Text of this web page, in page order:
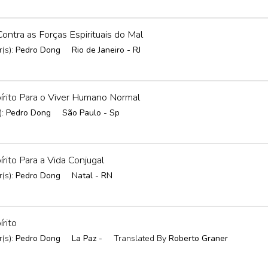
as Forças Espirituais do Mal
Pedro Dong Rio de Janeiro - RJ
Para o Viver Humano Normal
Pedro Dong São Paulo - Sp
Para a Vida Conjugal
Pedro Dong Natal - RN
Pedro Dong La Paz - Translated By Roberto Graner